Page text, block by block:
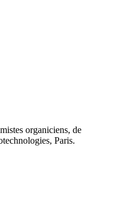
organiciens, de
Paris.